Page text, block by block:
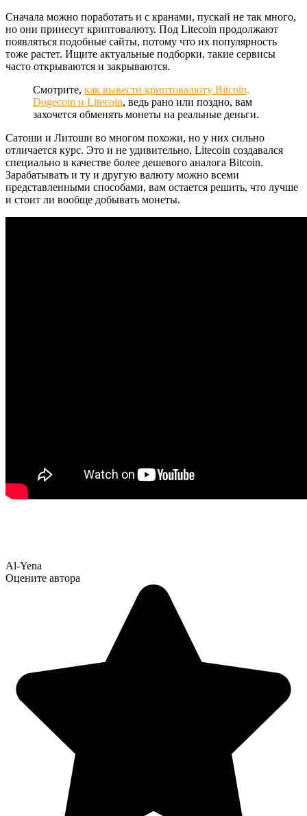
Сначала можно поработать и с кранами, пускай не так много,
но они принесут криптовалюту. Под Litecoin продолжают
появляться подобные сайты, потому что их популярность
тоже растет. Ищите актуальные подборки, такие сервисы
часто открываются и закрываются.
Смотрите, как вывести криптовалюту Bitcoin,
Dogecoin и Litecoin, ведь рано или поздно, вам
захочется обменять монеты на реальные деньги.
Сатоши и Литоши во многом похожи, но у них сильно
отличается курс. Это и не удивительно, Litecoin создавался
специально в качестве более дешевого аналога Bitcoin.
Зарабатывать и ту и другую валюту можно всеми
представленными способами, вам остается решить, что лучше
и стоит ли вообще добывать монеты.
Al-Yena
Оцените автора